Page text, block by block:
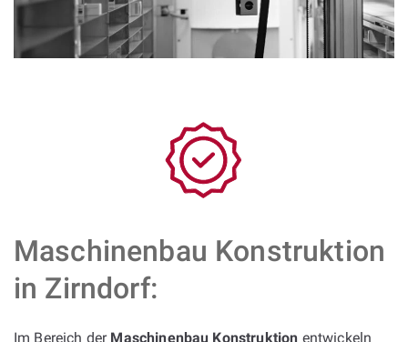
Maschinenbau Konstruktion
in Zirndorf:
Im Bereich der Maschinenbau Konstruktion entwickeln